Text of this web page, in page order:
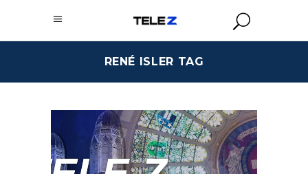
RENÉ ISLER TAG